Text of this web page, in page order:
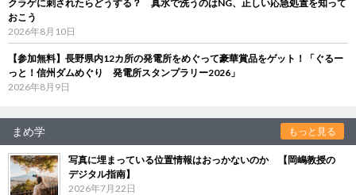
クラゲに刺されたらどうする？ 真水で洗うのはNG、正しい応急処置を知って
おこう
2026年8月10日
【参加無料】長野県内12カ所の発電所をめぐって豪華賞品をゲット！「ぐるー
っと！信州ダムめぐり 発電所スタンプラリー2026」
2026年8月9日
まめ学 もっと見る
写真に埋まっている位置情報はおっかないのか 【岡嶋教授の
デジタル指南】
2026年7月22日